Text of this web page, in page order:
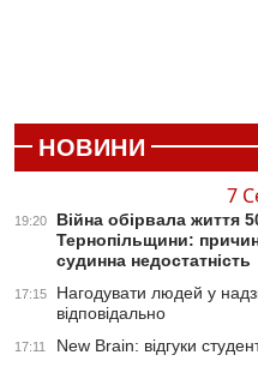
НОВИНИ
7
19:20
Війна обірвала життя
Тернопільщини:
судинна недостатність
17:15
Нагодувати людей у
відповідально
17:11 New Brain: відгуки